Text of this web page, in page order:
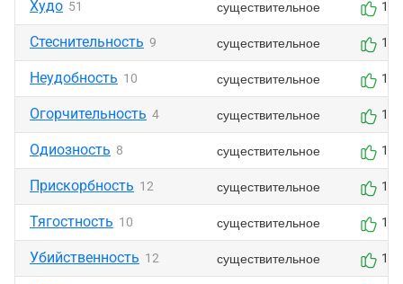
Худо 51 существительное 1
Стеснительность 9 существительное 1
Неудобность 10 существительное 1
Огорчительность 4 существительное 1
Одиозность 8 существительное 1
Прискорбность 12 существительное 1
Тягостность 10 существительное 1
Убийственность 12 существительное 1